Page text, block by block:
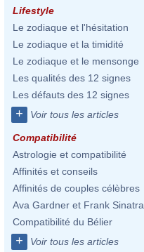
Lifestyle
Le zodiaque et l'hésitation
Le zodiaque et la timidité
Le zodiaque et le mensonge
Les qualités des 12 signes
Les défauts des 12 signes
+ Voir tous les articles
Compatibilité
Astrologie et compatibilité
Affinités et conseils
Affinités de couples célèbres
Ava Gardner et Frank Sinatra
Compatibilité du Bélier
+ Voir tous les articles